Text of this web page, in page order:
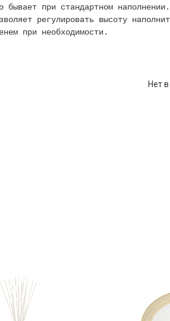
бывает при стандартном
регулировать высоту
при необходимости.
Нет